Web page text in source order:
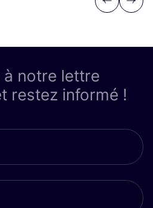
Previous
Next
notre lettre
restez informé !